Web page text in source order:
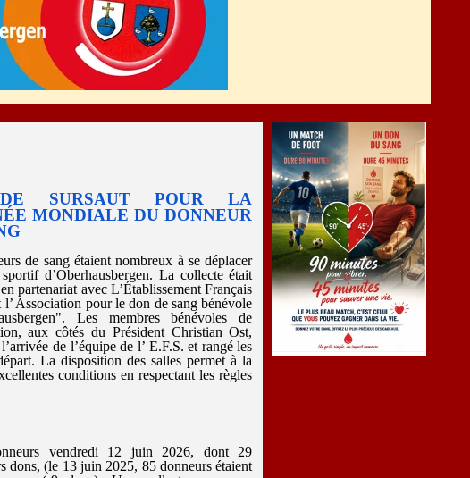
SURSAUT POUR LA
MONDIALE DU DONNEUR
de sang étaient nombreux à se déplacer
d’Oberhausbergen. La collecte était
partenariat avec L’Établissement Français
l’ Association pour le don de sang bénévole
Les membres bénévoles de
aux côtés du Président Christian Ost,
de l’équipe de l’ E.F.S. et rangé les
La disposition des salles permet à la
conditions en respectant les règles
vendredi 12 juin 2026, dont 29
dons, (le 13 juin 2025, 85 donneurs étaient